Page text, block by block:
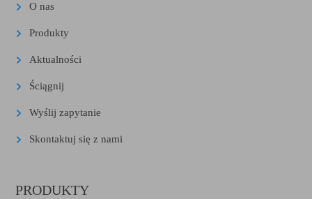
O nas
Produkty
Aktualności
Ściągnij
Wyślij zapytanie
Skontaktuj się z nami
PRODUKTY